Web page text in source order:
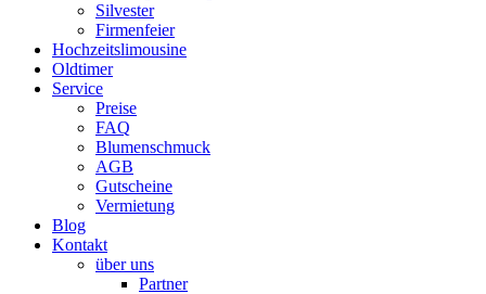
Silvester
Firmenfeier
Hochzeitslimousine
Oldtimer
Service
Preise
FAQ
Blumenschmuck
AGB
Gutscheine
Vermietung
Blog
Kontakt
über uns
Partner